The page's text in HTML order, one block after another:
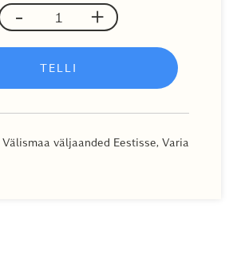
-
Valitut
Palat
+
TELLI
Välismaa väljaanded Eestisse, Varia